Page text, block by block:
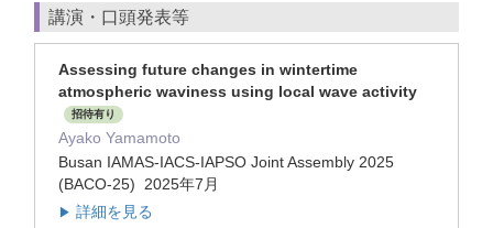
講演・口頭発表等
Assessing future changes in wintertime
atmospheric waviness using local wave activity
招待有り
Ayako Yamamoto
Busan IAMAS-IACS-IAPSO Joint Assembly 2025
(BACO-25) 2025年7月
▶ 詳細を見る